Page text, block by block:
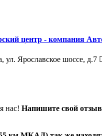
центр - компания
ул. Ярославское шоссе, д.7
нас! Напишите свой отзыв